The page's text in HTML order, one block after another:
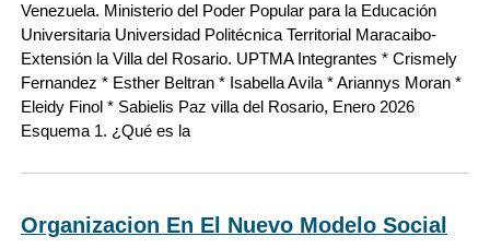
Venezuela. Ministerio del Poder Popular para la Educación
Universitaria Universidad Politécnica Territorial Maracaibo-
Extensión la Villa del Rosario. UPTMA Integrantes * Crismely
Fernandez * Esther Beltran * Isabella Avila * Ariannys Moran *
Eleidy Finol * Sabielis Paz villa del Rosario, Enero 2026
Esquema 1. ¿Qué es la
Organizacion En El Nuevo Modelo Social